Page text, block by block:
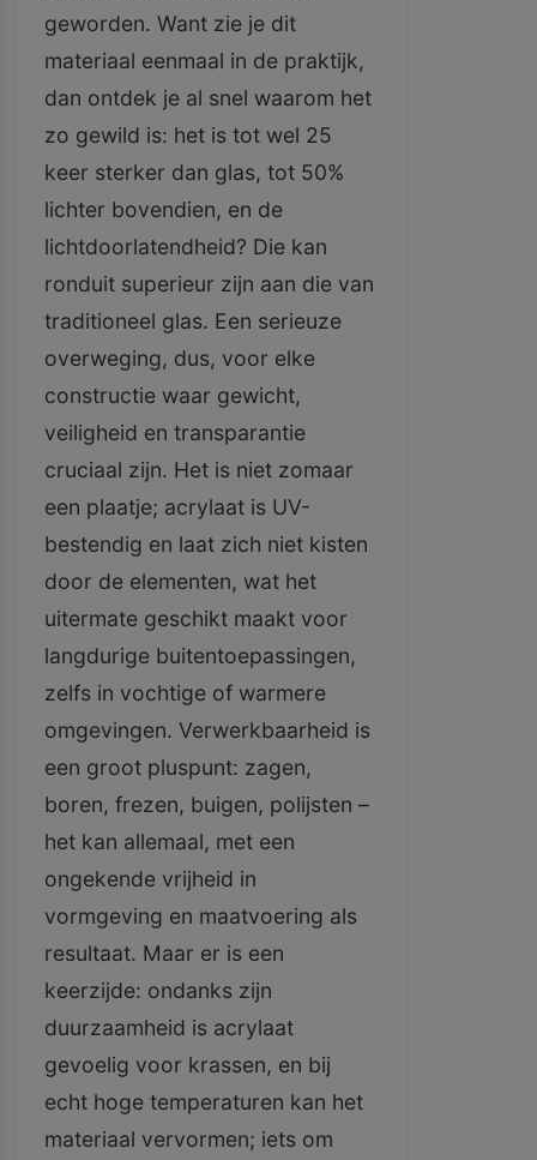
geworden. Want zie je dit
materiaal eenmaal in de praktijk,
dan ontdek je al snel waarom het
zo gewild is: het is tot wel 25
keer sterker dan glas, tot 50%
lichter bovendien, en de
lichtdoorlatendheid? Die kan
ronduit superieur zijn aan die van
traditioneel glas. Een serieuze
overweging, dus, voor elke
constructie waar gewicht,
veiligheid en transparantie
cruciaal zijn. Het is niet zomaar
een plaatje; acrylaat is UV-
bestendig en laat zich niet kisten
door de elementen, wat het
uitermate geschikt maakt voor
langdurige buitentoepassingen,
zelfs in vochtige of warmere
omgevingen. Verwerkbaarheid is
een groot pluspunt: zagen,
boren, frezen, buigen, polijsten –
het kan allemaal, met een
ongekende vrijheid in
vormgeving en maatvoering als
resultaat. Maar er is een
keerzijde: ondanks zijn
duurzaamheid is acrylaat
gevoelig voor krassen, en bij
echt hoge temperaturen kan het
materiaal vervormen; iets om